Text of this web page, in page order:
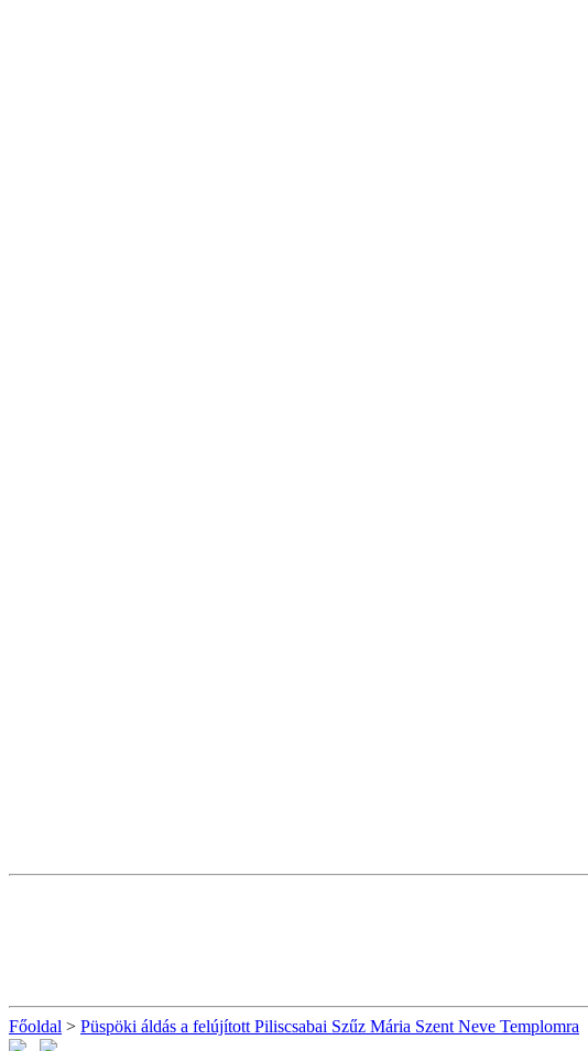
Főoldal > Püspöki áldás a felújított Piliscsabai Szűz Mária Szent Neve Templomra